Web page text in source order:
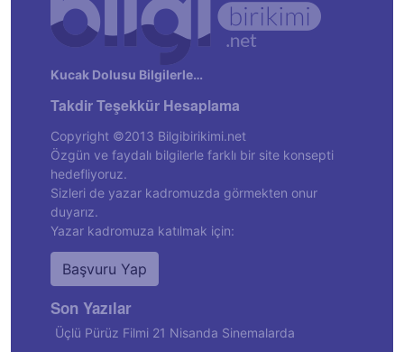
Kucak Dolusu Bilgilerle…
Takdir Teşekkür Hesaplama
Copyright ©2013 Bilgibirikimi.net
Özgün ve faydalı bilgilerle farklı bir site konsepti
hedefliyoruz.
Sizleri de yazar kadromuzda görmekten onur
duyarız.
Yazar kadromuza katılmak için:
Başvuru Yap
Son Yazılar
Üçlü Pürüz Filmi 21 Nisanda Sinemalarda